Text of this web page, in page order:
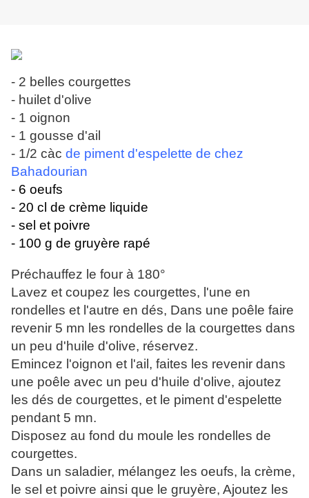
- 2 belles courgettes
- huilet d'olive
- 1 oignon
- 1 gousse d'ail
- 1/2 càc de piment d'espelette de chez
Bahadourian
- 6 oeufs
- 20 cl de crème liquide
- sel et poivre
- 100 g de gruyère rapé
Préchauffez le four à 180°
Lavez et coupez les courgettes, l'une en
rondelles et l'autre en dés, Dans une poêle faire
revenir 5 mn les rondelles de la courgettes dans
un peu d'huile d'olive, réservez.
Emincez l'oignon et l'ail, faites les revenir dans
une poêle avec un peu d'huile d'olive, ajoutez
les dés de courgettes, et le piment d'espelette
pendant 5 mn.
Disposez au fond du moule les rondelles de
courgettes.
Dans un saladier, mélangez les oeufs, la crème,
le sel et poivre ainsi que le gruyère, Ajoutez les